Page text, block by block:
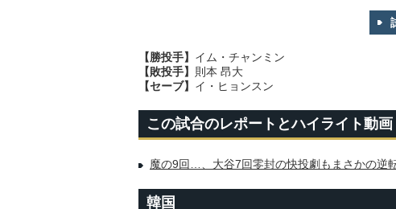
【勝投手】 イム・チャンミン
【敗投手】 則本 昂大
【セーブ】 イ・ヒョンスン
この試合のレポートとハイライト動画
魔の9回…、大谷7回零封の快投劇もまさかの逆
韓国